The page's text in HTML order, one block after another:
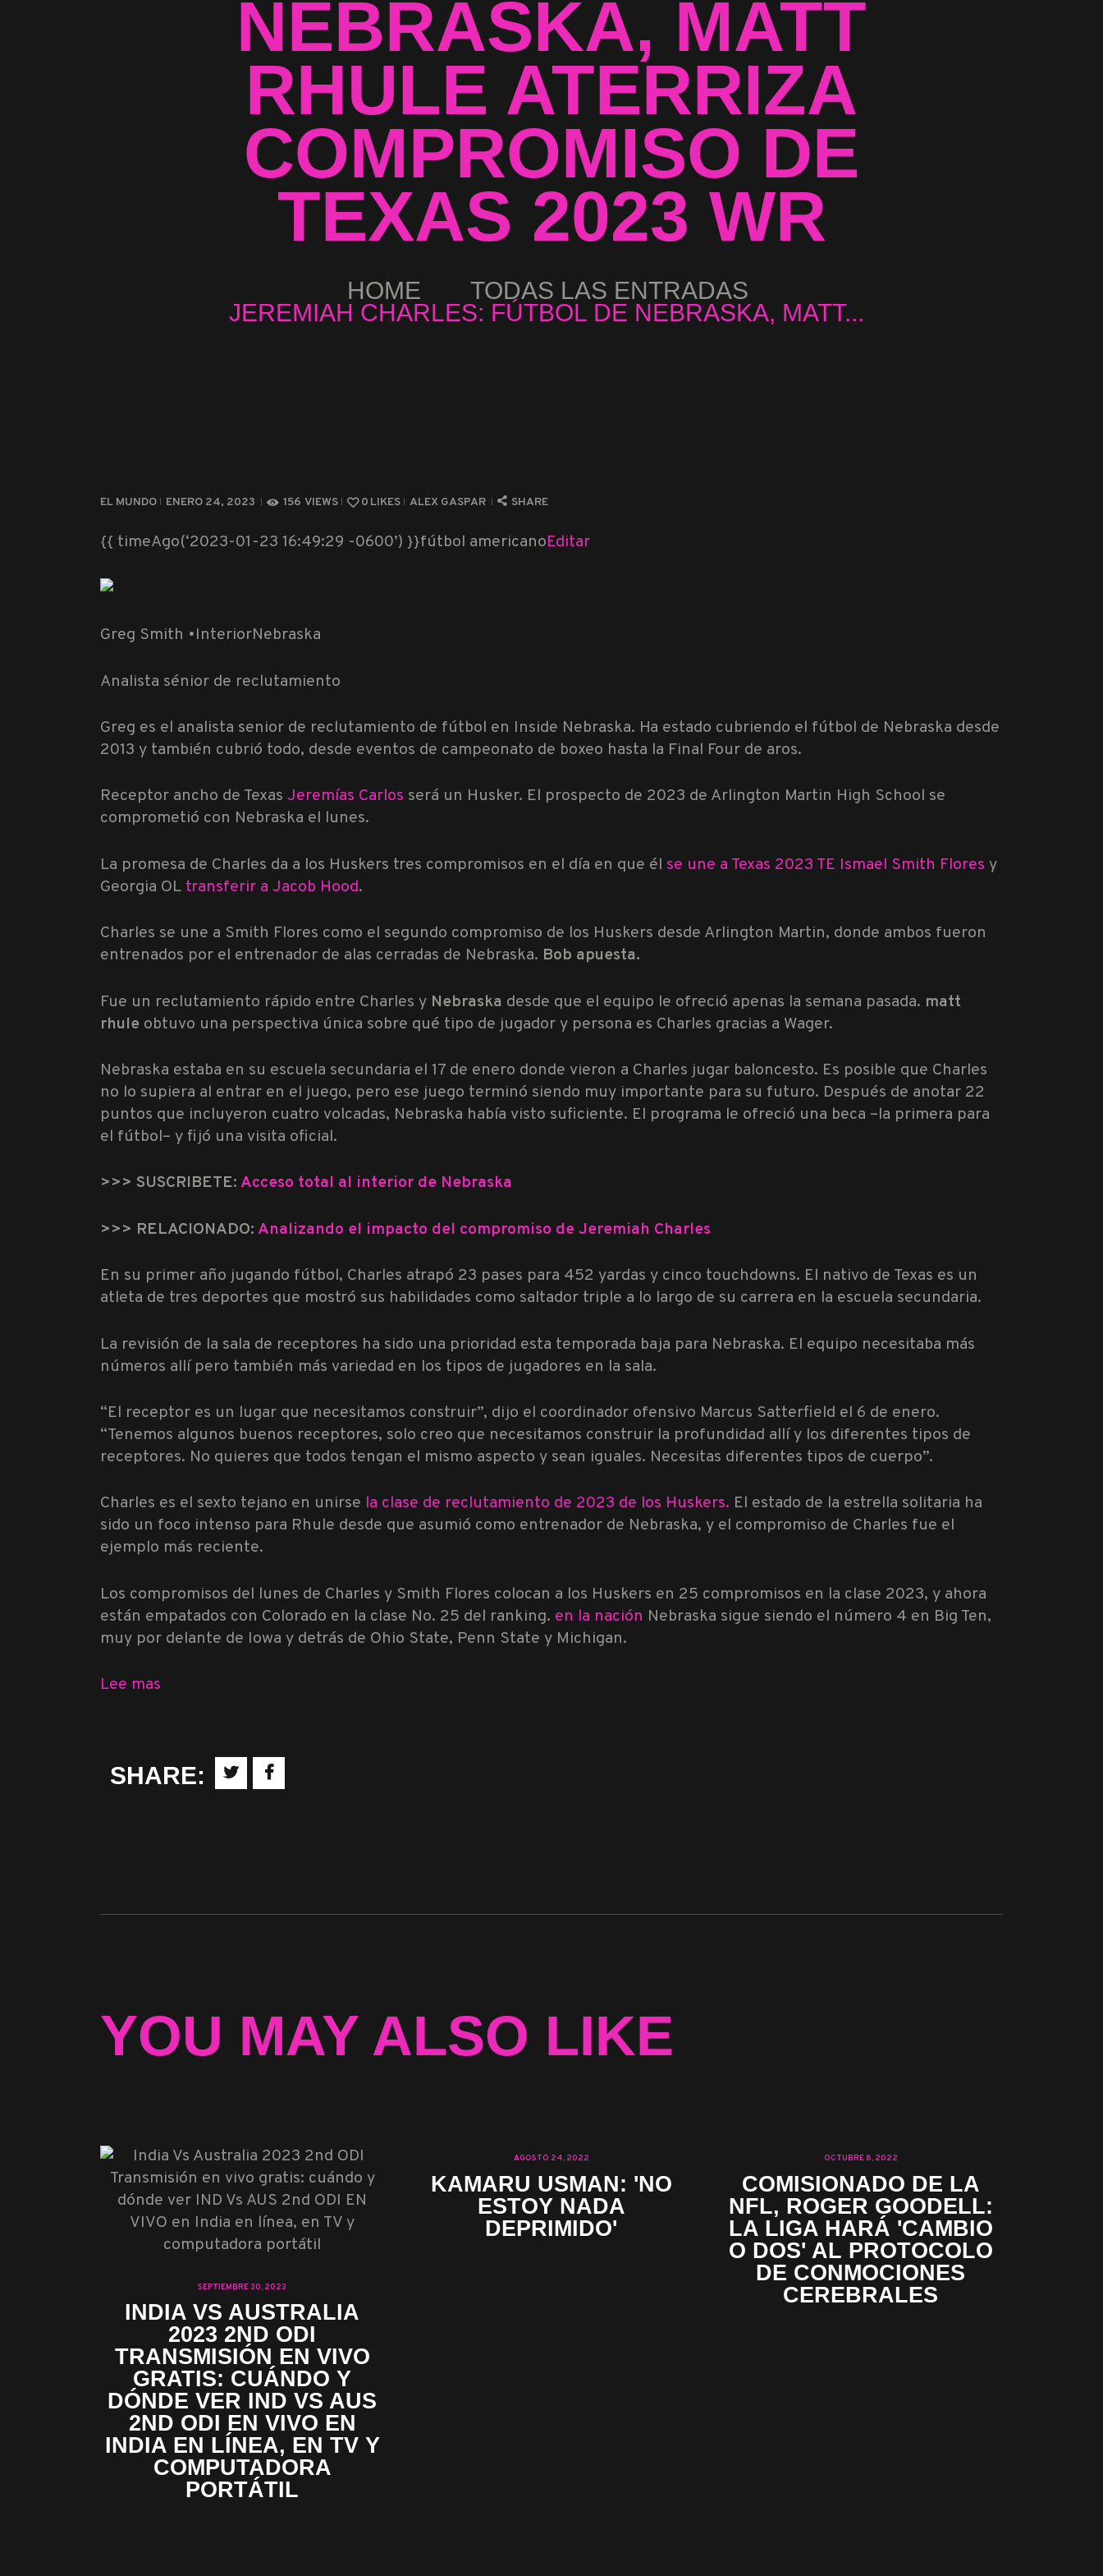
NEBRASKA, MATT
RHULE ATERRIZA
COMPROMISO DE
TEXAS 2023 WR
HOME TODAS LAS ENTRADAS
JEREMIAH CHARLES: FÚTBOL DE NEBRASKA, MATT...
EL MUNDO ENERO 24, 2023 156 VIEWS 0 LIKES ALEX GASPAR SHARE
{{ timeAgo(‘2023-01-23 16:49:29 -0600’) }}fútbol americanoEditar
Greg Smith •InteriorNebraska
Analista sénior de reclutamiento
Greg es el analista senior de reclutamiento de fútbol en Inside Nebraska. Ha estado cubriendo el fútbol de Nebraska desde
2013 y también cubrió todo, desde eventos de campeonato de boxeo hasta la Final Four de aros.
Receptor ancho de Texas Jeremías Carlos será un Husker. El prospecto de 2023 de Arlington Martin High School se
comprometió con Nebraska el lunes.
La promesa de Charles da a los Huskers tres compromisos en el día en que él se une a Texas 2023 TE Ismael Smith Flores y
Georgia OL transferir a Jacob Hood.
Charles se une a Smith Flores como el segundo compromiso de los Huskers desde Arlington Martin, donde ambos fueron
entrenados por el entrenador de alas cerradas de Nebraska. Bob apuesta.
Fue un reclutamiento rápido entre Charles y Nebraska desde que el equipo le ofreció apenas la semana pasada. matt
rhule obtuvo una perspectiva única sobre qué tipo de jugador y persona es Charles gracias a Wager.
Nebraska estaba en su escuela secundaria el 17 de enero donde vieron a Charles jugar baloncesto. Es posible que Charles
no lo supiera al entrar en el juego, pero ese juego terminó siendo muy importante para su futuro. Después de anotar 22
puntos que incluyeron cuatro volcadas, Nebraska había visto suficiente. El programa le ofreció una beca –la primera para
el fútbol– y fijó una visita oficial.
>>> SUSCRIBETE: Acceso total al interior de Nebraska
>>> RELACIONADO: Analizando el impacto del compromiso de Jeremiah Charles
En su primer año jugando fútbol, ​​Charles atrapó 23 pases para 452 yardas y cinco touchdowns. El nativo de Texas es un
atleta de tres deportes que mostró sus habilidades como saltador triple a lo largo de su carrera en la escuela secundaria.
La revisión de la sala de receptores ha sido una prioridad esta temporada baja para Nebraska. El equipo necesitaba más
números allí pero también más variedad en los tipos de jugadores en la sala.
“El receptor es un lugar que necesitamos construir”, dijo el coordinador ofensivo Marcus Satterfield el 6 de enero.
“Tenemos algunos buenos receptores, solo creo que necesitamos construir la profundidad allí y los diferentes tipos de
receptores. No quieres que todos tengan el mismo aspecto y sean iguales. Necesitas diferentes tipos de cuerpo”.
Charles es el sexto tejano en unirse la clase de reclutamiento de 2023 de los Huskers. El estado de la estrella solitaria ha
sido un foco intenso para Rhule desde que asumió como entrenador de Nebraska, y el compromiso de Charles fue el
ejemplo más reciente.
Los compromisos del lunes de Charles y Smith Flores colocan a los Huskers en 25 compromisos en la clase 2023, y ahora
están empatados con Colorado en la clase No. 25 del ranking. en la nación Nebraska sigue siendo el número 4 en Big Ten,
muy por delante de Iowa y detrás de Ohio State, Penn State y Michigan.
Lee mas
SHARE:
YOU MAY ALSO LIKE
SEPTIEMBRE 30, 2023
INDIA VS AUSTRALIA
2023 2ND ODI
TRANSMISIÓN EN VIVO
GRATIS: CUÁNDO Y
DÓNDE VER IND VS AUS
2ND ODI EN VIVO EN
INDIA EN LÍNEA, EN TV Y
COMPUTADORA
PORTÁTIL
AGOSTO 24, 2022
KAMARU USMAN: 'NO
ESTOY NADA
DEPRIMIDO'
OCTUBRE 8, 2022
COMISIONADO DE LA
NFL, ROGER GOODELL:
LA LIGA HARÁ 'CAMBIO
O DOS' AL PROTOCOLO
DE CONMOCIONES
CEREBRALES